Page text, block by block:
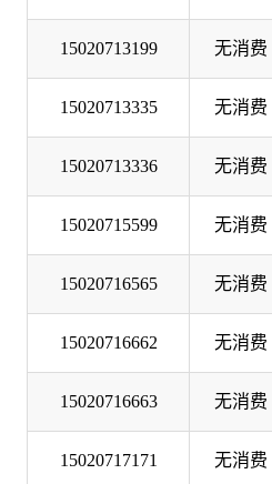
15020713199 无消费
15020713335 无消费
15020713336 无消费
15020715599 无消费
15020716565 无消费
15020716662 无消费
15020716663 无消费
15020717171 无消费